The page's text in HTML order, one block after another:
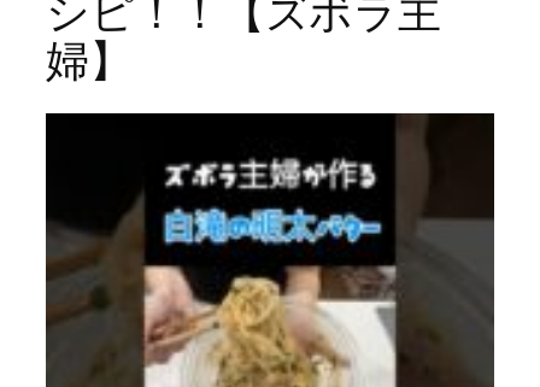
婦】